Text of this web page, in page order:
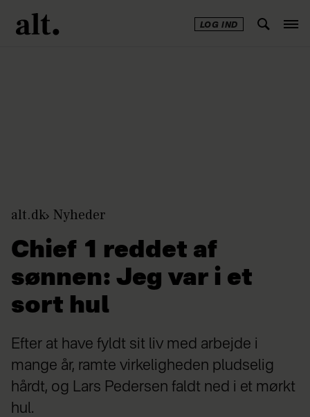
LOG IND
alt.dk Nyheder
Chief 1 reddet af
sønnen: Jeg var i et
sort hul
Efter at have fyldt sit liv med arbejde i
mange år, ramte virkeligheden pludselig
hårdt, og Lars Pedersen faldt ned i et mørkt
hul.